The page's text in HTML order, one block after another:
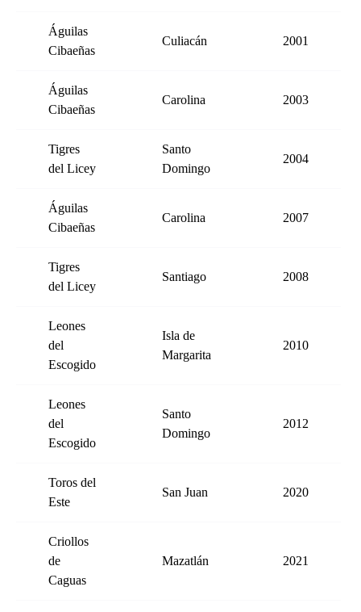
Águilas
Cibaeñas
Culiacán 2001
Águilas
Cibaeñas
Carolina 2003
Tigres
del Licey
Santo
Domingo
2004
Águilas
Cibaeñas
Carolina 2007
Tigres
del Licey
Santiago 2008
Leones
del
Escogido
Isla de
Margarita
2010
Leones
del
Escogido
Santo
Domingo
2012
Toros del
Este
San Juan 2020
Criollos
de
Caguas
Mazatlán 2021